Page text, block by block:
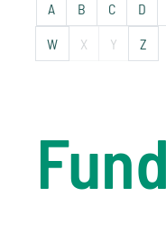
A B C D
W X Y Z